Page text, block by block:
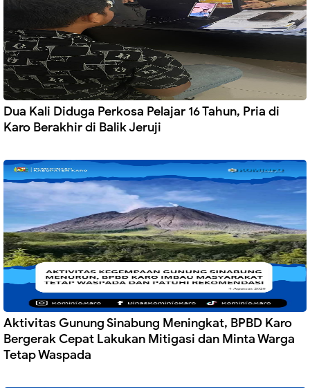
Dua Kali Diduga Perkosa Pelajar 16 Tahun, Pria di
Karo Berakhir di Balik Jeruji
Aktivitas Gunung Sinabung Meningkat, BPBD Karo
Bergerak Cepat Lakukan Mitigasi dan Minta Warga
Tetap Waspada